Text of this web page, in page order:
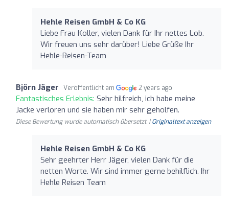
Hehle Reisen GmbH & Co KG
Liebe Frau Koller, vielen Dank für Ihr nettes Lob.
Wir freuen uns sehr darüber! Liebe Grüße Ihr
Hehle-Reisen-Team
Björn Jäger Veröffentlicht am 2 years ago
Fantastisches Erlebnis: Sehr hilfreich, ich habe meine
Jacke verloren und sie haben mir sehr geholfen.
Diese Bewertung wurde automatisch übersetzt. |Originaltext anzeigen
Hehle Reisen GmbH & Co KG
Sehr geehrter Herr Jäger, vielen Dank für die
netten Worte. Wir sind immer gerne behilflich. Ihr
Hehle Reisen Team